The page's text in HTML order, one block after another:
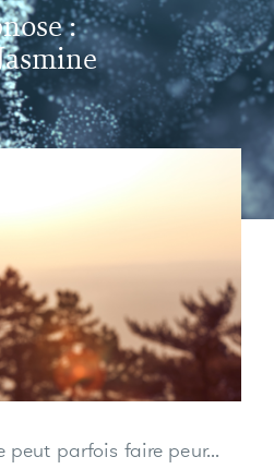
:
peut parfois faire peur...